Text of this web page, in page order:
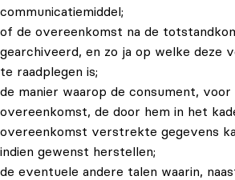
communicatiemiddel;
of de overeenkomst na de
gearchiveerd, en zo ja op welke deze
te raadplegen is;
de manier waarop de consument,
overeenkomst, de door hem in het
overeenkomst verstrekte gegevens
indien gewenst herstellen;
de eventuele andere talen waarin,